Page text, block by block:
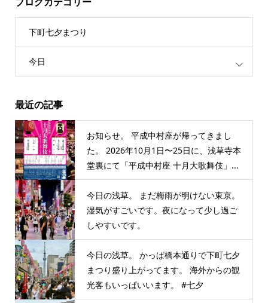
下町七夕まつり
今日
最近の記事
お知らせ。 平成中村座が帰ってきまし
た。 2026年10月1日〜25日に、浅草寺本
堂裏にて「平成中村座 十月大歌舞伎」...
今日の浅草。 まだ梅雨が明けない東京。
湿気がすごいです。夜になって少し過ご
しやすいです。
今日の浅草。 かっぱ橋本通りで下町七夕
まつり盛り上がってます。 海外からの観
光客もいっぱいいます。 #七夕